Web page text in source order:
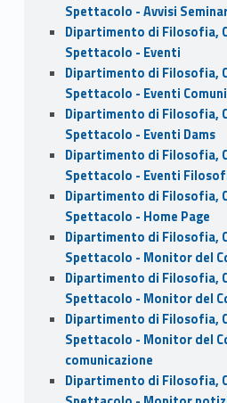
Spettacolo - Avvisi
Dipartimento di Filosofia,
Spettacolo - Eventi
Dipartimento di Filosofia,
Spettacolo - Eventi
Dipartimento di Filosofia,
Spettacolo - Eventi Dams
Dipartimento di Filosofia,
Spettacolo - Eventi
Dipartimento di Filosofia,
Spettacolo - Home Page
Dipartimento di Filosofia,
Spettacolo - Monitor del
Dipartimento di Filosofia,
Spettacolo - Monitor del
Dipartimento di Filosofia,
Spettacolo - Monitor del
comunicazione
Dipartimento di Filosofia,